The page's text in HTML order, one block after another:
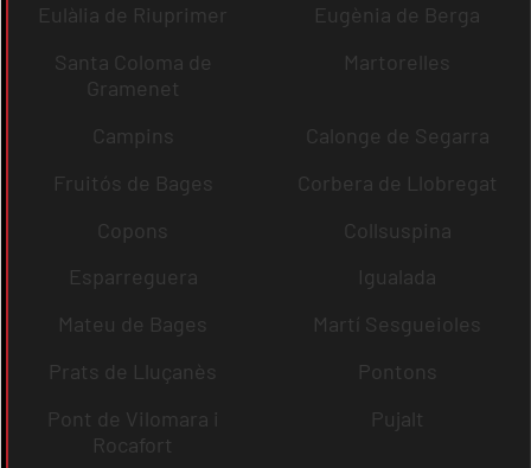
Eulàlia de Riuprimer
Eugènia de Berga
Santa Coloma de
Gramenet
Martorelles
Campins
Calonge de Segarra
Fruitós de Bages
Corbera de Llobregat
Copons
Collsuspina
Esparreguera
Igualada
Mateu de Bages
Martí Sesgueioles
Prats de Lluçanès
Pontons
Pont de Vilomara i
Rocafort
Pujalt